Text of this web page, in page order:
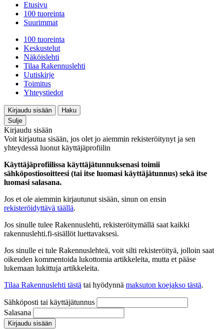
Etusivu
100 tuoreinta
Suurimmat
100 tuoreinta
Keskustelut
Näköislehti
Tilaa Rakennuslehti
Uutiskirje
Toimitus
Yhteystiedot
Kirjaudu sisään
Haku
Sulje
Kirjaudu sisään
Voit kirjautua sisään, jos olet jo aiemmin rekisteröitynyt ja sen
yhteydessä luonut käyttäjäprofiilin
Käyttäjäprofiilissa käyttäjätunnuksenasi toimii
sähköpostiosoitteesi (tai itse luomasi käyttäjätunnus) sekä itse
luomasi salasana.
Jos et ole aiemmin kirjautunut sisään, sinun on ensin
rekisteröidyttävä täällä.
Jos sinulle tulee Rakennuslehti, rekisteröitymällä saat kaikki
rakennuslehti.fi-sisällöt luettavaksesi.
Jos sinulle ei tule Rakennuslehteä, voit silti rekisteröityä, jolloin saat
oikeuden kommentoida lukottomia artikkeleita, mutta et pääse
lukemaan lukittuja artikkeleita.
Tilaa Rakennuslehti tästä tai hyödynnä maksuton koejakso tästä.
Sähköposti tai käyttäjätunnus
Salasana
Kirjaudu sisään